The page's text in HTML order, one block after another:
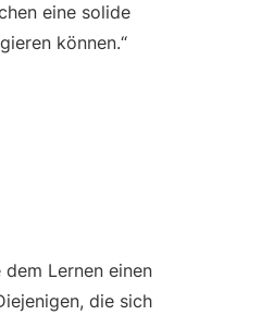
eine solide
können.“
Lernen einen
die sich